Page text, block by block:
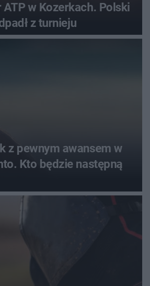
ATP w Kozerkach. Polski
z turnieju
z pewnym awansem w
Kto będzie następną